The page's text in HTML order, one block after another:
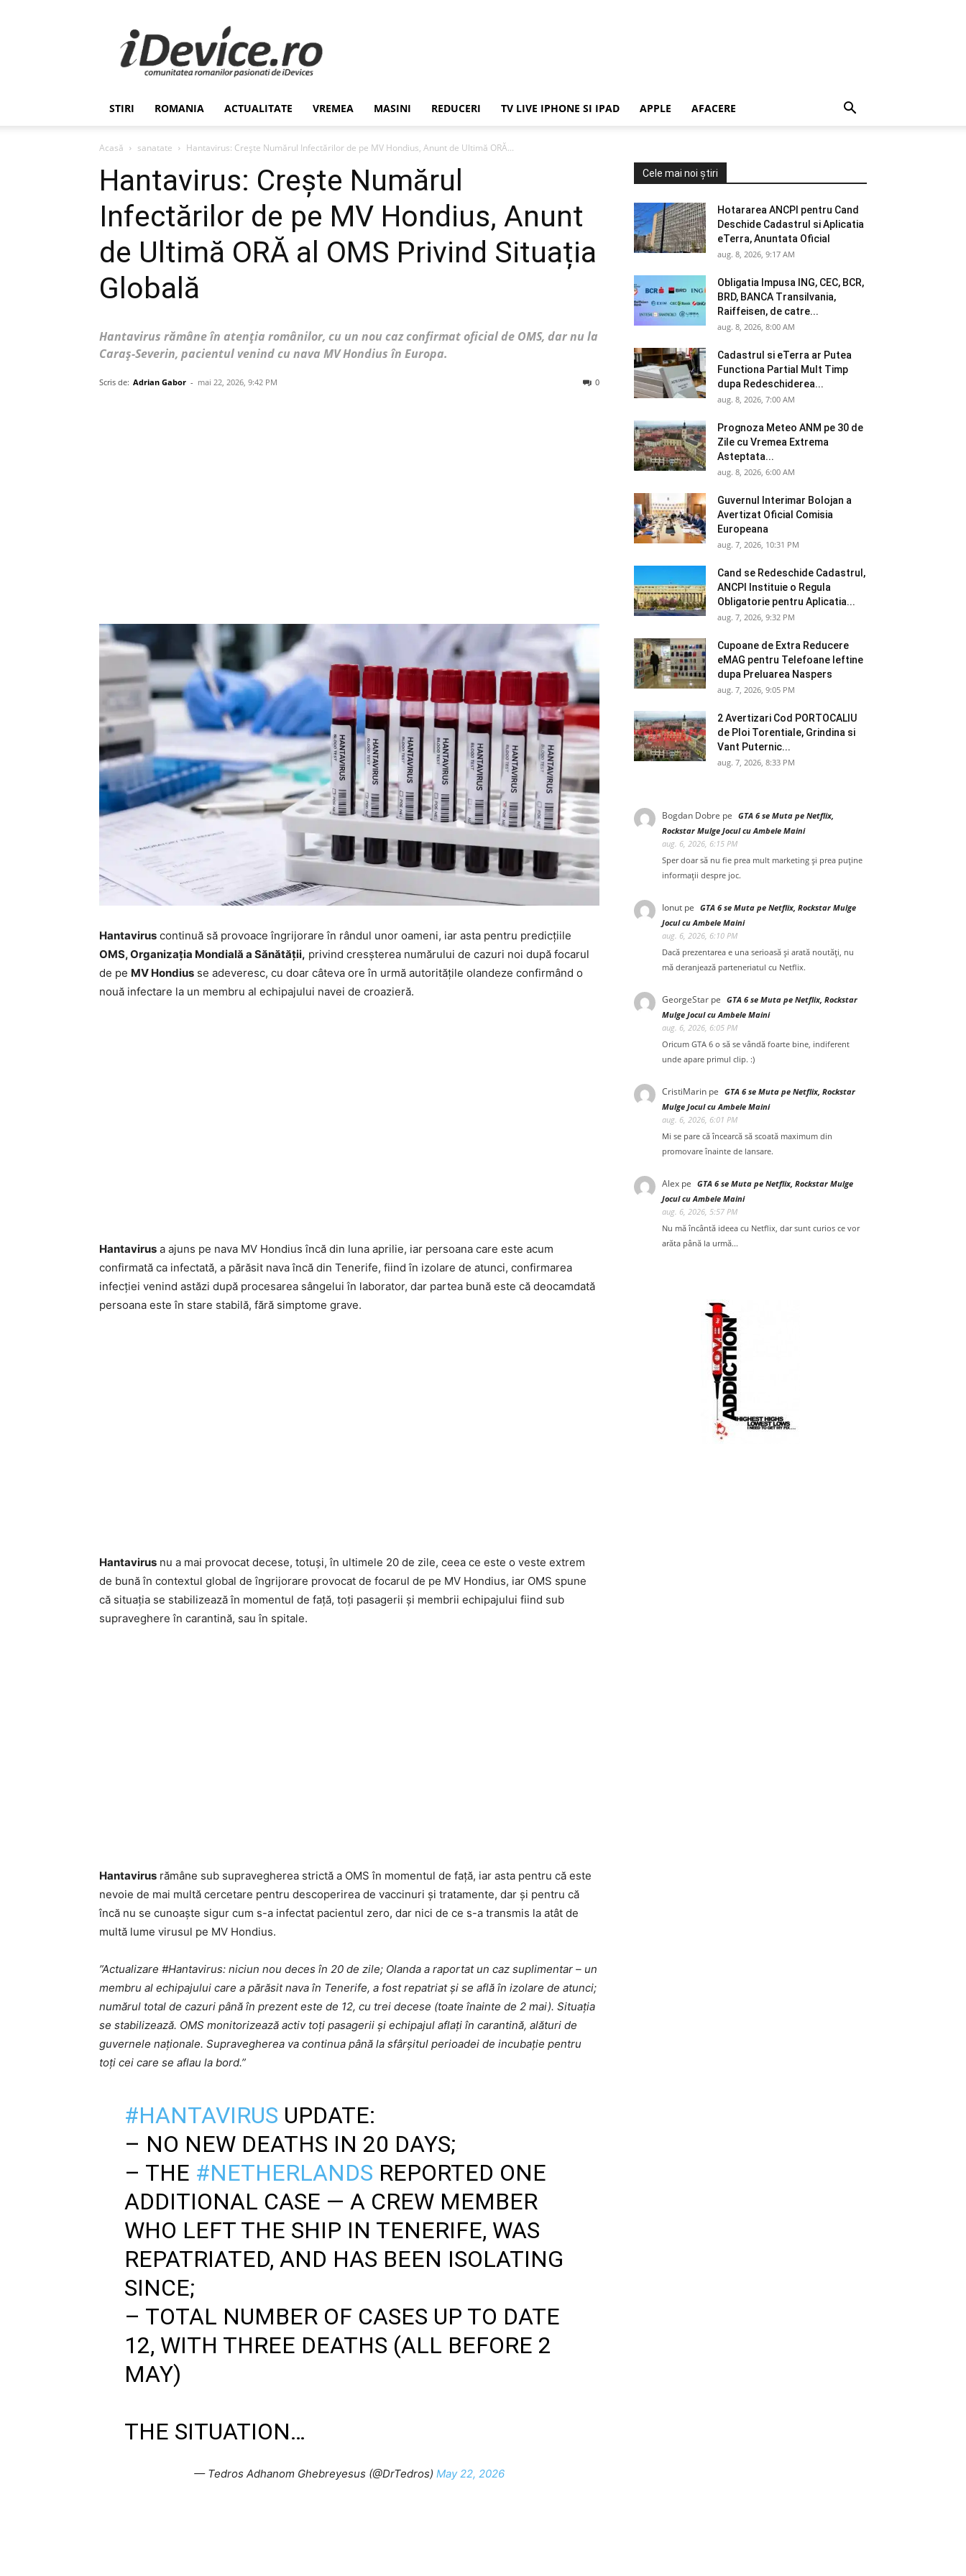
Stiri
de
Ultima
Ora
Romania,
Economie,
–
iDevice.ro
STIRI ROMANIA ACTUALITATE VREMEA MASINI REDUCERI TV LIVE IPHONE SI IPAD APPLE AFACERE
Acasă sanatate Hantavirus: Crește Numărul Infectărilor de pe MV Hondius, Anunt de Ultimă ORĂ...
Hantavirus: Crește Numărul
Infectărilor de pe MV Hondius, Anunt
de Ultimă ORĂ al OMS Privind Situația
Globală
Hantavirus rămâne în atenția românilor, cu un nou caz confirmat oficial de OMS, dar nu la
Caraș-Severin, pacientul venind cu nava MV Hondius în Europa.
Scris de: Adrian Gabor - mai 22, 2026, 9:42 PM 0
Hantavirus continuă să provoace îngrijorare în rândul unor oameni, iar asta pentru predicțiile
OMS, Organizația Mondială a Sănătății, privind cresșterea numărului de cazuri noi după focarul
de pe MV Hondius se adeveresc, cu doar câteva ore în urmă autoritățile olandeze confirmând o
nouă infectare la un membru al echipajului navei de croazieră.
Hantavirus a ajuns pe nava MV Hondius încă din luna aprilie, iar persoana care este acum
confirmată ca infectată, a părăsit nava încă din Tenerife, fiind în izolare de atunci, confirmarea
infecției venind astăzi după procesarea sângelui în laborator, dar partea bună este că deocamdată
persoana este în stare stabilă, fără simptome grave.
Hantavirus nu a mai provocat decese, totuși, în ultimele 20 de zile, ceea ce este o veste extrem
de bună în contextul global de îngrijorare provocat de focarul de pe MV Hondius, iar OMS spune
că situația se stabilizează în momentul de față, toți pasagerii și membrii echipajului fiind sub
supraveghere în carantină, sau în spitale.
Hantavirus rămâne sub supravegherea strictă a OMS în momentul de față, iar asta pentru că este
nevoie de mai multă cercetare pentru descoperirea de vaccinuri și tratamente, dar și pentru că
încă nu se cunoaște sigur cum s-a infectat pacientul zero, dar nici de ce s-a transmis la atât de
multă lume virusul pe MV Hondius.
”Actualizare #Hantavirus: niciun nou deces în 20 de zile; Olanda a raportat un caz suplimentar – un
membru al echipajului care a părăsit nava în Tenerife, a fost repatriat și se află în izolare de atunci;
numărul total de cazuri până în prezent este de 12, cu trei decese (toate înainte de 2 mai). Situația
se stabilizează. OMS monitorizează activ toți pasagerii și echipajul aflați în carantină, alături de
guvernele naționale. Supravegherea va continua până la sfârșitul perioadei de incubație pentru
toți cei care se aflau la bord.”
#HANTAVIRUS UPDATE:
– NO NEW DEATHS IN 20 DAYS;
– THE #NETHERLANDS REPORTED ONE
ADDITIONAL CASE — A CREW MEMBER
WHO LEFT THE SHIP IN TENERIFE, WAS
REPATRIATED, AND HAS BEEN ISOLATING
SINCE;
– TOTAL NUMBER OF CASES UP TO DATE
12, WITH THREE DEATHS (ALL BEFORE 2
MAY)
THE SITUATION…
— Tedros Adhanom Ghebreyesus (@DrTedros) May 22, 2026
Cele mai noi știri
Hotararea ANCPI pentru Cand
Deschide Cadastrul si Aplicatia
eTerra, Anuntata Oficial
aug. 8, 2026, 9:17 AM
Obligatia Impusa ING, CEC, BCR,
BRD, BANCA Transilvania,
Raiffeisen, de catre...
aug. 8, 2026, 8:00 AM
Cadastrul si eTerra ar Putea
Functiona Partial Mult Timp
dupa Redeschiderea...
aug. 8, 2026, 7:00 AM
Prognoza Meteo ANM pe 30 de
Zile cu Vremea Extrema
Asteptata...
aug. 8, 2026, 6:00 AM
Guvernul Interimar Bolojan a
Avertizat Oficial Comisia
Europeana
aug. 7, 2026, 10:31 PM
Cand se Redeschide Cadastrul,
ANCPI Instituie o Regula
Obligatorie pentru Aplicatia...
aug. 7, 2026, 9:32 PM
Cupoane de Extra Reducere
eMAG pentru Telefoane Ieftine
dupa Preluarea Naspers
aug. 7, 2026, 9:05 PM
2 Avertizari Cod PORTOCALIU
de Ploi Torentiale, Grindina si
Vant Puternic...
aug. 7, 2026, 8:33 PM
Bogdan Dobre pe GTA 6 se Muta pe Netflix,
Rockstar Mulge Jocul cu Ambele Maini
aug. 6, 2026, 6:15 PM
Sper doar să nu fie prea mult marketing și prea puține
informații despre joc.
Ionut pe GTA 6 se Muta pe Netflix, Rockstar Mulge
Jocul cu Ambele Maini
aug. 6, 2026, 6:10 PM
Dacă prezentarea e una serioasă și arată noutăți, nu
mă deranjează parteneriatul cu Netflix.
GeorgeStar pe GTA 6 se Muta pe Netflix, Rockstar
Mulge Jocul cu Ambele Maini
aug. 6, 2026, 6:05 PM
Oricum GTA 6 o să se vândă foarte bine, indiferent
unde apare primul clip. :)
CristiMarin pe GTA 6 se Muta pe Netflix, Rockstar
Mulge Jocul cu Ambele Maini
aug. 6, 2026, 6:01 PM
Mi se pare că încearcă să scoată maximum din
promovare înainte de lansare.
Alex pe GTA 6 se Muta pe Netflix, Rockstar Mulge
Jocul cu Ambele Maini
aug. 6, 2026, 5:57 PM
Nu mă încântă ideea cu Netflix, dar sunt curios ce vor
arăta până la urmă...